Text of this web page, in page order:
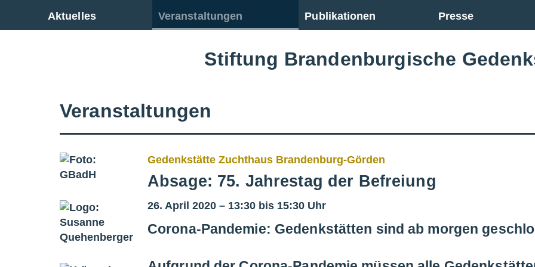
Aktuelles Veranstaltungen Publikationen Presse
Zur Gesamtübersicht
Stiftung Brandenburgische
Veranstaltungen
Gedenkstätte Zuchthaus Brandenburg-Görden
Absage: 75. Jahrestag der Befreiung
26. April 2020 – 13:30 bis 15:30 Uhr
Corona-Pandemie: Gedenkstätten sind ab morgen